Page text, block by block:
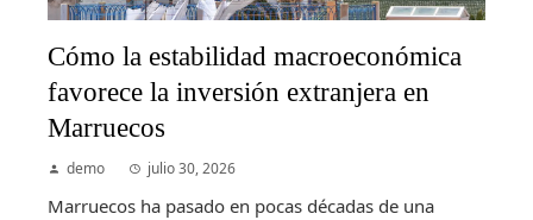
Cómo la estabilidad macroeconómica
favorece la inversión extranjera en
Marruecos
demo julio 30, 2026
Marruecos ha pasado en pocas décadas de una